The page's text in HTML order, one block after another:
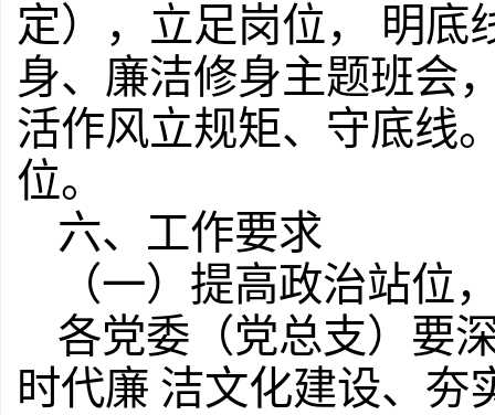
定），立足岗位， 明底
身、廉洁修身主题班会
活作风立规矩、守底线
位。
六、工作要求
（一）提高政治站位
各党委（党总支）要
时代廉 洁文化建设、夯